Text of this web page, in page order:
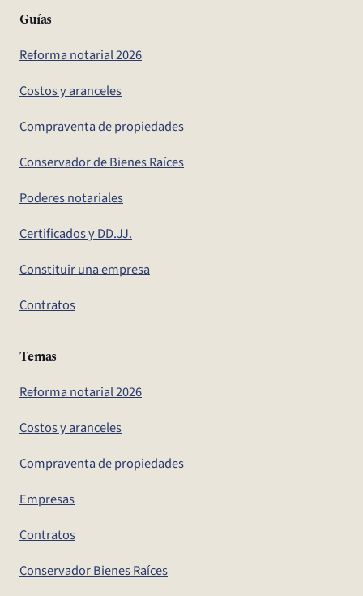
Guías
Reforma notarial 2026
Costos y aranceles
Compraventa de propiedades
Conservador de Bienes Raíces
Poderes notariales
Certificados y DD.JJ.
Constituir una empresa
Contratos
Temas
Reforma notarial 2026
Costos y aranceles
Compraventa de propiedades
Empresas
Contratos
Conservador Bienes Raíces